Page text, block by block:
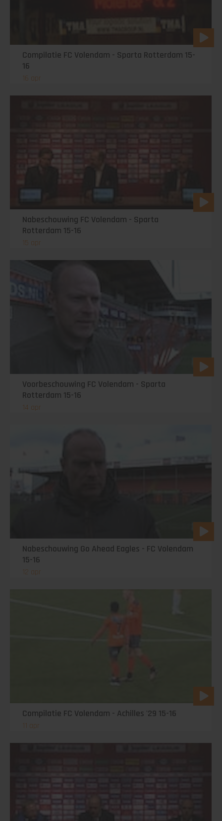
Compilatie FC Volendam - Sparta Rotterdam 15-
16
16 apr
Nabeschouwing FC Volendam - Sparta
Rotterdam 15-16
15 apr
Voorbeschouwing FC Volendam - Sparta
Rotterdam 15-16
14 apr
Nabeschouwing Go Ahead Eagles - FC Volendam
15-16
12 apr
Compilatie FC Volendam - Achilles '29 15-16
11 apr